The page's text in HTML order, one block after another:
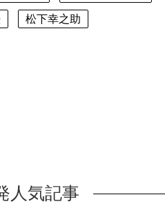
松下幸之助
人気記事